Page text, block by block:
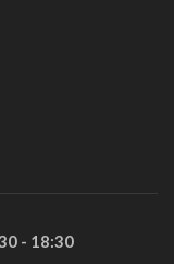
- 18:30